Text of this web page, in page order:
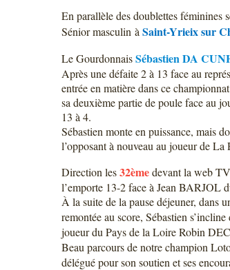
En parallèle des doublettes féminines
Sénior masculin à Saint-Yrieix sur
Le GourdonnaisSébastien DA
Après une défaite 2 à 13 face au
entrée en matière dans ce
sa deuxième partie de poule face au
13 à 4.
Sébastien monte en puissance, mais
l’opposant à nouveau au joueur de
Direction les32èmedevant la web
l’emporte 13-2 face à Jean BARJOL
À la suite de la pause déjeuner, dans
remontée au score, Sébastien s’incline
joueur du Pays de la Loire Robin
Beau parcours de notre champion
délégué pour son soutien et ses